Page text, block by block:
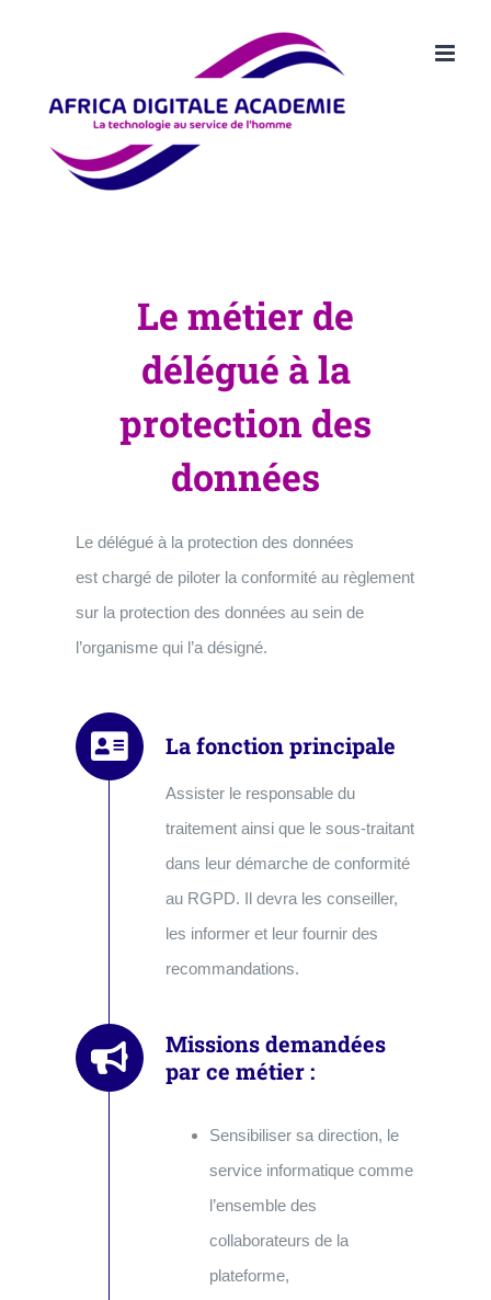
Le métier de
délégué à la
protection des
données
Le délégué à la protection des données
est chargé de piloter la conformité au règlement
sur la protection des données au sein de
l’organisme qui l’a désigné.
La fonction principale
Assister le responsable du
traitement ainsi que le sous-traitant
dans leur démarche de conformité
au RGPD. Il devra les conseiller,
les informer et leur fournir des
recommandations.
Missions demandées
par ce métier :
Sensibiliser sa direction, le
service informatique comme
l’ensemble des
collaborateurs de la
plateforme,